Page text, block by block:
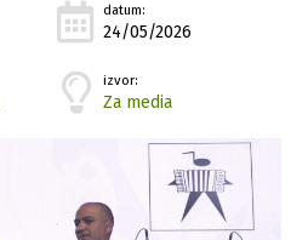
datum:
24/05/2026
izvor:
Za media